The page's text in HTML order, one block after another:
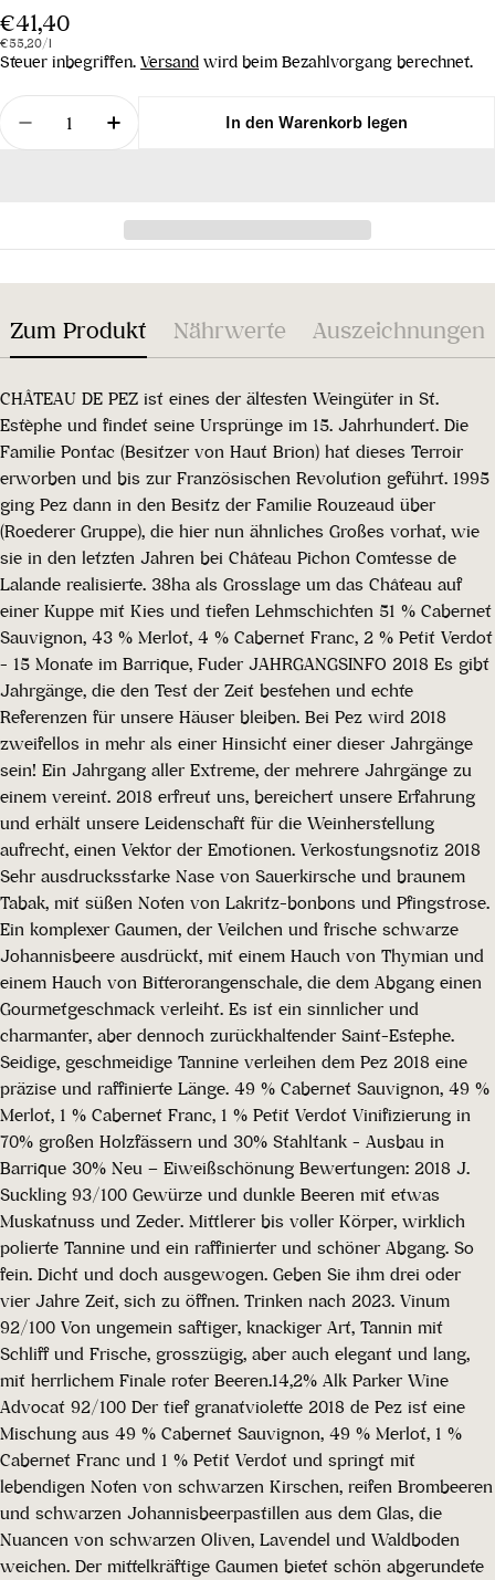
Regulärer
Preis
€41,40
Stückpreis
€55,20/pro
l
Steuer inbegriffen. Versand wird beim Bezahlvorgang berechnet.
Menge
Menge für Chateau de Pez 2018 verringern
Menge für Chateau de Pez 2018 erhöhen
In den Warenkorb legen
Zum Produkt Nährwerte Auszeichnungen
CHÂTEAU DE PEZ ist eines der ältesten Weingüter in St.
Estèphe und findet seine Ursprünge im 15. Jahrhundert. Die
Familie Pontac (Besitzer von Haut Brion) hat dieses Terroir
erworben und bis zur Französischen Revolution geführt. 1995
ging Pez dann in den Besitz der Familie Rouzeaud über
(Roederer Gruppe), die hier nun ähnliches Großes vorhat, wie
sie in den letzten Jahren bei Château Pichon Comtesse de
Lalande realisierte. 38ha als Grosslage um das Château auf
einer Kuppe mit Kies und tiefen Lehmschichten 51 % Cabernet
Sauvignon, 43 % Merlot, 4 % Cabernet Franc, 2 % Petit Verdot
- 15 Monate im Barrique, Fuder JAHRGANGSINFO 2018 Es gibt
Jahrgänge, die den Test der Zeit bestehen und echte
Referenzen für unsere Häuser bleiben. Bei Pez wird 2018
zweifellos in mehr als einer Hinsicht einer dieser Jahrgänge
sein! Ein Jahrgang aller Extreme, der mehrere Jahrgänge zu
einem vereint. 2018 erfreut uns, bereichert unsere Erfahrung
und erhält unsere Leidenschaft für die Weinherstellung
aufrecht, einen Vektor der Emotionen. Verkostungsnotiz 2018
Sehr ausdrucksstarke Nase von Sauerkirsche und braunem
Tabak, mit süßen Noten von Lakritz-bonbons und Pfingstrose.
Ein komplexer Gaumen, der Veilchen und frische schwarze
Johannisbeere ausdrückt, mit einem Hauch von Thymian und
einem Hauch von Bitterorangenschale, die dem Abgang einen
Gourmetgeschmack verleiht. Es ist ein sinnlicher und
charmanter, aber dennoch zurückhaltender Saint-Estephe.
Seidige, geschmeidige Tannine verleihen dem Pez 2018 eine
präzise und raffinierte Länge. 49 % Cabernet Sauvignon, 49 %
Merlot, 1 % Cabernet Franc, 1 % Petit Verdot Vinifizierung in
70% großen Holzfässern und 30% Stahltank - Ausbau in
Barrique 30% Neu – Eiweißschönung Bewertungen: 2018 J.
Suckling 93/100 Gewürze und dunkle Beeren mit etwas
Muskatnuss und Zeder. Mittlerer bis voller Körper, wirklich
polierte Tannine und ein raffinierter und schöner Abgang. So
fein. Dicht und doch ausgewogen. Geben Sie ihm drei oder
vier Jahre Zeit, sich zu öffnen. Trinken nach 2023. Vinum
92/100 Von ungemein saftiger, knackiger Art, Tannin mit
Schliff und Frische, grosszügig, aber auch elegant und lang,
mit herrlichem Finale roter Beeren.14,2% Alk Parker Wine
Advocat 92/100 Der tief granatviolette 2018 de Pez ist eine
Mischung aus 49 % Cabernet Sauvignon, 49 % Merlot, 1 %
Cabernet Franc und 1 % Petit Verdot und springt mit
lebendigen Noten von schwarzen Kirschen, reifen Brombeeren
und schwarzen Johannisbeerpastillen aus dem Glas, die
Nuancen von schwarzen Oliven, Lavendel und Waldboden
weichen. Der mittelkräftige Gaumen bietet schön abgerundete